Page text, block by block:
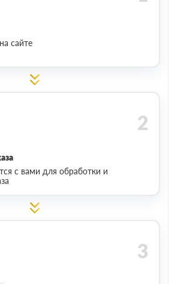
сайте
с вами для обработки и